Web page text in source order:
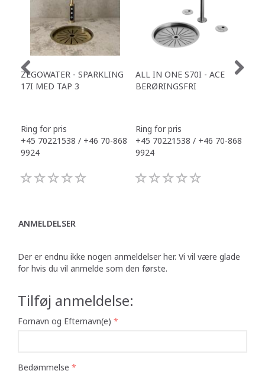
ZEGOWATER - SPARKLING
17I MED TAP 3
Ring for pris
+45 70221538 / +46 70-868
9924
ALL IN ONE S70I - ACE
BERØRINGSFRI
Ring for pris
+45 70221538 / +46 70-868
9924
ANMELDELSER
Der er endnu ikke nogen anmeldelser her. Vi vil være glade
for hvis du vil anmelde som den første.
Tilføj anmeldelse:
Fornavn og Efternavn(e)
Bedømmelse